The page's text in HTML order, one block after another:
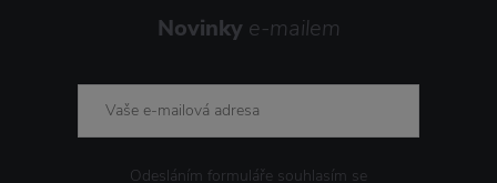
Novinky e-mailem
Odesláním formuláře souhlasím se